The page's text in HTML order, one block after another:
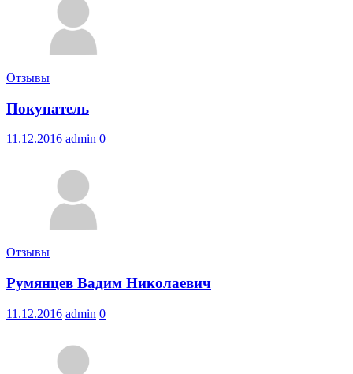
Отзывы
Покупатель
11.12.2016 admin 0
Отзывы
Румянцев Вадим Николаевич
11.12.2016 admin 0